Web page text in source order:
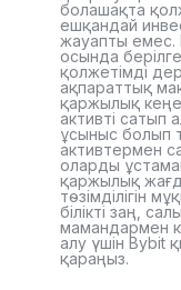
болашақта
ешқандай
жауапты емес.
осында
қолжетімді
ақпараттық
қаржылық
активті сатып
ұсыныс болып
активтермен
оларды
қаржылық
төзімділігін
білікті заң,
мамандармен
алу үшін Bybit
қараңыз.